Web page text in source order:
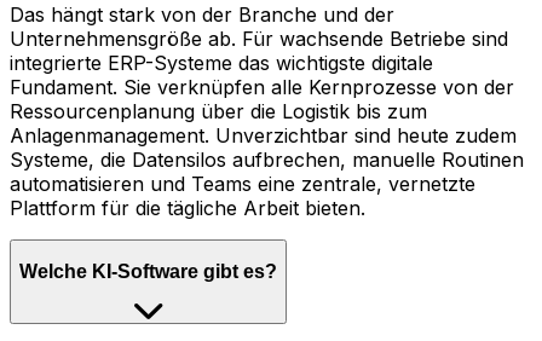
Das hängt stark von der Branche und der
Unternehmensgröße ab. Für wachsende Betriebe sind
integrierte ERP-Systeme das wichtigste digitale
Fundament. Sie verknüpfen alle Kernprozesse von der
Ressourcenplanung über die Logistik bis zum
Anlagenmanagement. Unverzichtbar sind heute zudem
Systeme, die Datensilos aufbrechen, manuelle Routinen
automatisieren und Teams eine zentrale, vernetzte
Plattform für die tägliche Arbeit bieten.
Welche KI-Software gibt es?